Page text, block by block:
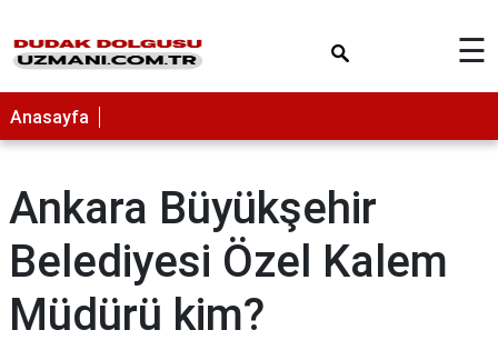
☰
Anasayfa
Ankara Büyükşehir
Belediyesi Özel Kalem
Müdürü kim?